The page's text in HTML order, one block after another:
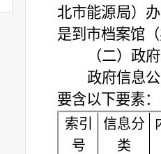
北市能源局）
是到市档案馆
（二）政
政府信息
要含以下要素：
索引
号
信息分
类